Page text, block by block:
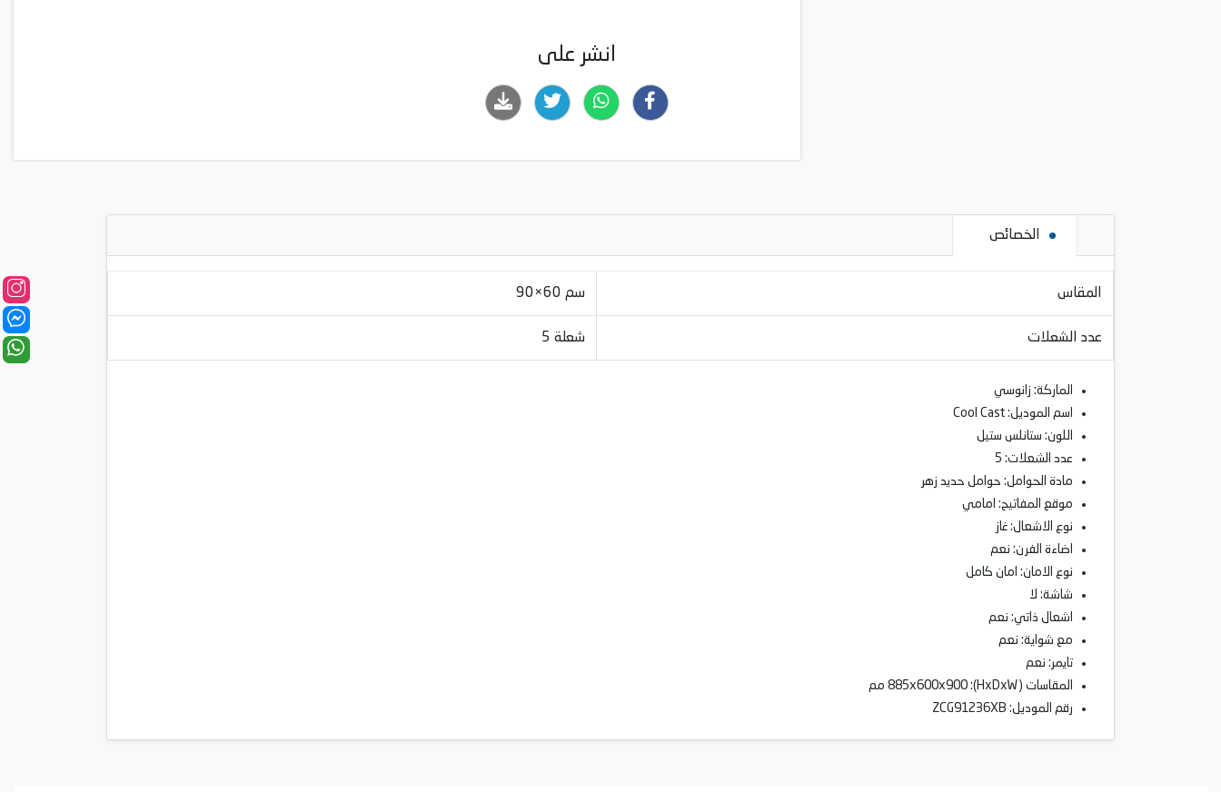
انشر على
الخصائص
المقاس 90×60 سم
عدد الشعلات 5 شعلة
الماركة: زانوسي
اسم الموديل: Cool Cast
اللون: ستانلس ستيل
عدد الشعلات: 5
مادة الحوامل: حوامل حديد زهر
موقع المفاتيح: امامي
نوع الاشعال: غاز
اضاءة الفرن: نعم
نوع الامان: امان كامل
شاشة: لا
اشعال ذاتي: نعم
مع شواية: نعم
تايمر: نعم
المقاسات (HxDxW): 885x600x900 مم
رقم الموديل: ZCG91236XB